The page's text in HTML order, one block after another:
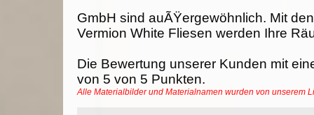
GmbH sind auÃŸergewöhnlich. Mit
Vermion White Fliesen werden Ihre
Die Bewertung unserer Kunden mit
von 5 von 5 Punkten.
Alle Materialbilder und Materialnamen wurden von unserem